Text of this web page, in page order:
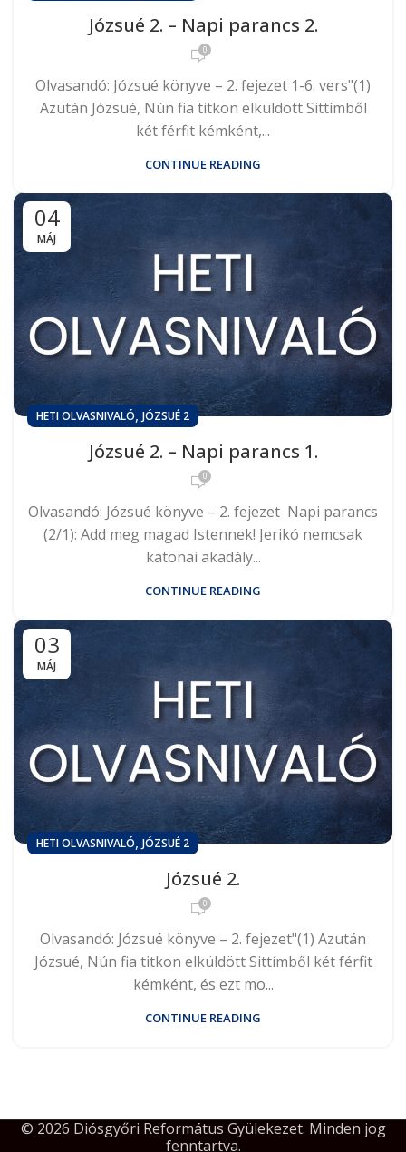
Józsué 2. – Napi parancs 2.
0
Olvasandó: Józsué könyve – 2. fejezet 1-6. vers"(1)
Azután Józsué, Nún fia titkon elküldött Sittímből
két férfit kémként,...
CONTINUE READING
04
MÁJ
HETI OLVASNIVALÓ, JÓZSUÉ 2
Józsué 2. – Napi parancs 1.
0
Olvasandó: Józsué könyve – 2. fejezet Napi parancs
(2/1): Add meg magad Istennek! Jerikó nemcsak
katonai akadály...
CONTINUE READING
03
MÁJ
HETI OLVASNIVALÓ, JÓZSUÉ 2
Józsué 2.
0
Olvasandó: Józsué könyve – 2. fejezet"(1) Azután
Józsué, Nún fia titkon elküldött Sittímből két férfit
kémként, és ezt mo...
CONTINUE READING
© 2026 Diósgyőri Református Gyülekezet. Minden jog
fenntartva.